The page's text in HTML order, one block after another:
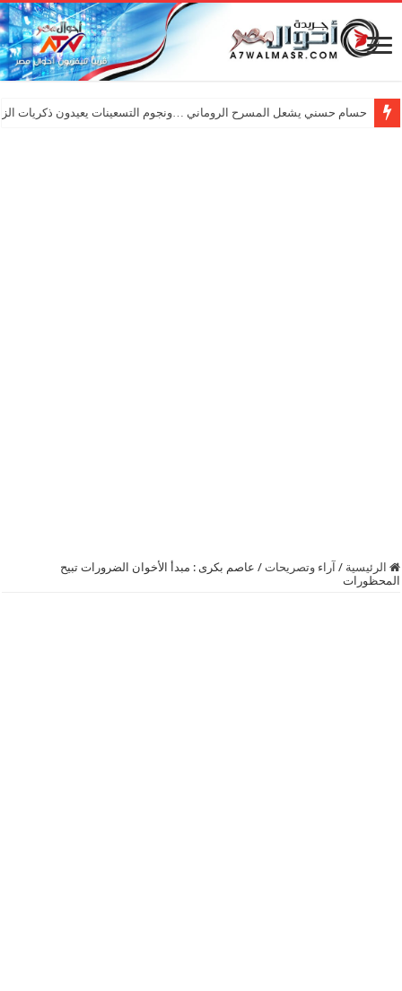
حسام حسني يشعل المسرح الروماني …ونجوم التسعينات يعيدون ذكريات
الرئيسية / آراء وتصريحات / عاصم بكرى : مبدأ الأخوان الضرورات تبيح
المحظورات